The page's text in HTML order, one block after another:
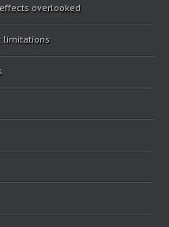
overlooked
limitations